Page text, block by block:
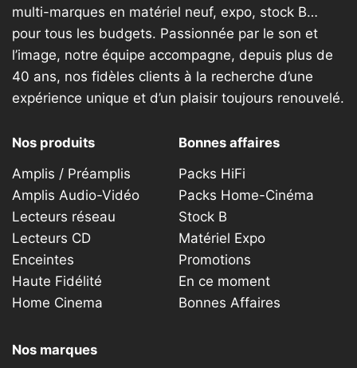
multi-marques en matériel neuf, expo, stock B…
pour tous les budgets. Passionnée par le son et
l’image, notre équipe accompagne, depuis plus de
40 ans, nos fidèles clients à la recherche d’une
expérience unique et d’un plaisir toujours renouvelé.
Nos produits
Amplis / Préamplis
Amplis Audio-Vidéo
Lecteurs réseau
Lecteurs CD
Enceintes
Haute Fidélité
Home Cinema
Bonnes affaires
Packs HiFi
Packs Home-Cinéma
Stock B
Matériel Expo
Promotions
En ce moment
Bonnes Affaires
Nos marques